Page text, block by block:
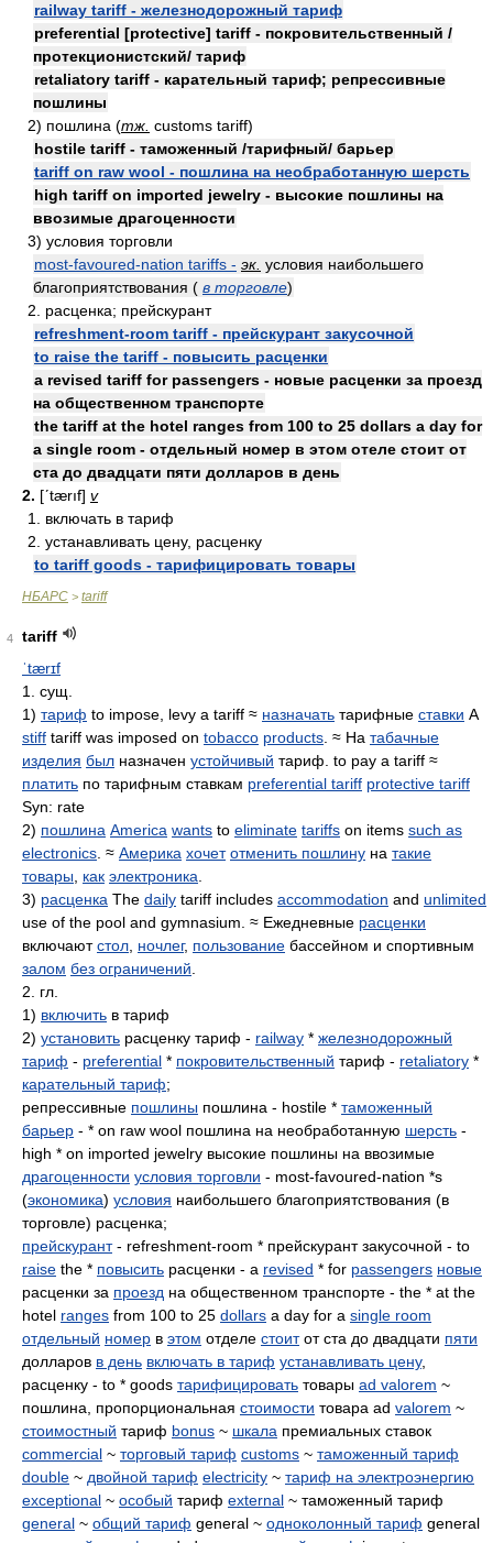
railway tariff - железнодорожный тариф
preferential [protective] tariff - покровительственный /
протекционистский/ тариф
retaliatory tariff - карательный тариф; репрессивные
пошлины
2) пошлина (тж. customs tariff)
hostile tariff - таможенный /тарифный/ барьер
tariff on raw wool - пошлина на необработанную шерсть
high tariff on imported jewelry - высокие пошлины на
ввозимые драгоценности
3) условия торговли
most-favoured-nation tariffs - эк. условия наибольшего
благоприятствования ( в торговле)
2. расценка; прейскурант
refreshment-room tariff - прейскурант закусочной
to raise the tariff - повысить расценки
a revised tariff for passengers - новые расценки за проезд
на общественном транспорте
the tariff at the hotel ranges from 100 to 25 dollars a day for
a single room - отдельный номер в этом отеле стоит от
ста до двадцати пяти долларов в день
2. [ʹtærıf] v
1. включать в тариф
2. устанавливать цену, расценку
to tariff goods - тарифицировать товары
НБАРС > tariff
4
tariff
ˈtærɪf
1. сущ.
1) тариф to impose, levy a tariff ≈ назначать тарифные ставки A
stiff tariff was imposed on tobacco products . ≈ На табачные
изделия был назначен устойчивый тариф. to pay a tariff ≈
платить по тарифным ставкам preferential tariff protective tariff
Syn: rate
2) пошлина America wants to eliminate tariffs on items such as
electronics . ≈ Америка хочет отменить пошлину на такие
товары
как электроника
3) расценка The daily tariff includes accommodation and unlimited
use of the pool and gymnasium. ≈ Ежедневные расценки
включаютстол ночлег, пользование бассейном и спортивным
залом без ограничений
2. гл.
1) включить в тариф
2) установить расценку тариф - railway * железнодорожный
тариф - preferential * покровительственный тариф - retaliatory *
карательный тариф;
репрессивные пошлины пошлина - hostile * таможенный
барьер - * on raw wool пошлина на необработанную шерсть -
high * on imported jewelry высокие пошлины на ввозимые
драгоценности условия торговли - most-favoured-nation *s
(экономика) условия наибольшего благоприятствования (в
торговле) расценка;
прейскурант- refreshment-room * прейскурант закусочной - to
raise the * повысить расценки - a revised * for passengers новые
расценки за проезд на общественном транспорте - the * at the
hotel ranges from 100 to 25 dollars a day for a single room
отдельный номер в этом отделе стоитот ста до двадцати пяти
долларов в день включать в тариф устанавливать цену,
расценку - to * goods тарифицировать товары ad valorem ~
пошлина, пропорциональная стоимости товара ad valorem ~
стоимостный тариф bonus ~ шкала премиальных ставок
commercial ~ торговый тариф customs ~ таможенный тариф
double ~ двойной тариф electricity ~ тариф на электроэнергию
exceptional ~ особый тариф external ~ таможенный тариф
general ~ общий тариф general ~ одноколонный тариф general